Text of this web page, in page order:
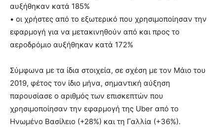
αυξήθηκαν κατά 185%
• οι χρήστες από το εξωτερικό που χρησιμοποίησαν την
εφαρμογή για να μετακινηθούν από και προς το
αεροδρόμιο αυξήθηκαν κατά 172%
Σύμφωνα με τα ίδια στοιχεία, σε σχέση με τον Μάιο του
2019, φέτος τον ίδιο μήνα, σημαντική αύξηση
παρουσίασε ο αριθμός των επισκεπτών που
χρησιμοποίησαν την εφαρμογή της Uber από το
Ηνωμένο Βασίλειο (+28%) και τη Γαλλία (+36%).